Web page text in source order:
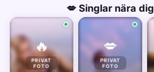
💋 Singlar nära dig
🔥
PRIVAT
FOTO
💋
PRIVAT
FOTO